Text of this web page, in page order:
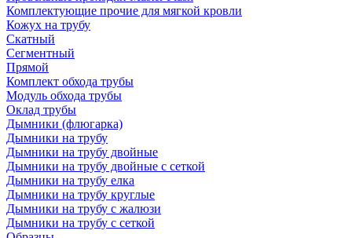
Комплектующие прочие для мягкой кровли
Кожух на трубу
Скатный
Сегментный
Прямой
Комплект обхода трубы
Модуль обхода трубы
Оклад трубы
Дымники (флюгарка)
Дымники на трубу
Дымники на трубу двoйные
Дымники на трубу двoйные с сеткой
Дымники на трубу елка
Дымники на трубу круглые
Дымники на трубу с жалюзи
Дымники на трубу с сеткой